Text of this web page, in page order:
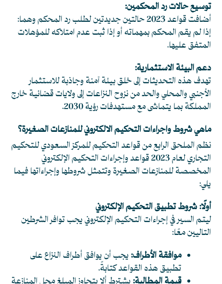
توسيع حالات رد المحكمين:
أضافت قواعد 2023 حالتين جديدتين لطلب رد المحكم وهما:
إذا لم يقم المحكم بمهماته أو إذا ثبت عدم امتلاكه للمؤهلات
المتفق عليها.
دعم البيئة الاستثمارية:
تهدف هذه التحديثات إلى خلق بيئة آمنة وجاذبة للاستثمار
الأجنبي والمحلي والحد من نزوح النزاعات إلى ولايات قضائية خارج
المملكة بما يتماشى مع مستهدفات رؤية 2030.
ماهي شروط واجراءات التحكيم الالكتروني للمنازعات الصغيرة؟
نظم الملحق الرابع من قواعد التحكيم للمركز السعودي للتحكيم
التجاري لعام 2023 قواعد وإجراءات التحكيم الإلكتروني
المخصصة للمنازعات الصغيرة وتتمثل شروطها وإجراءاتها فيما
يلي:
أولًا: شروط تطبيق التحكيم الإلكتروني
ليتم السير في إجراءات التحكيم الإلكتروني يجب توافر الشرطين
التاليين معًا:
موافقة الأطراف:يجب أن يوافق أطراف النزاع على
تطبيق هذه القواعد كتابةً.